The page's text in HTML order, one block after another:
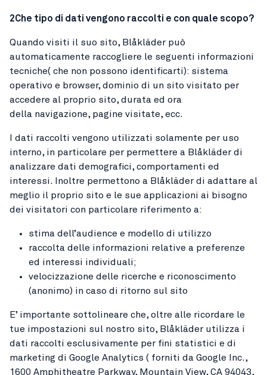
2Che tipo di dati vengono raccolti e con quale scopo?
Quando visiti il suo sito, Blåkläder può
automaticamente raccogliere le seguenti informazioni
tecniche( che non possono identificarti): sistema
operativo e browser, dominio di un sito visitato per
accedere al proprio sito, durata ed ora
della navigazione, pagine visitate, ecc.
I dati raccolti vengono utilizzati solamente per uso
interno, in particolare per permettere a Blåkläder di
analizzare dati demografici, comportamenti ed
interessi. Inoltre permettono a Blåkläder di adattare al
meglio il proprio sito e le sue applicazioni ai bisogno
dei visitatori con particolare riferimento a:
stima dell’audience e modello di utilizzo
raccolta delle informazioni relative a preferenze
ed interessi individuali;
velocizzazione delle ricerche e riconoscimento
(anonimo) in caso di ritorno sul sito
E’ importante sottolineare che, oltre alle ricordare le
tue impostazioni sul nostro sito, Blåkläder utilizza i
dati raccolti esclusivamente per fini statistici e di
marketing di Google Analytics ( forniti da Google Inc.,
1600 Amphitheatre Parkway, Mountain View, CA 94043,